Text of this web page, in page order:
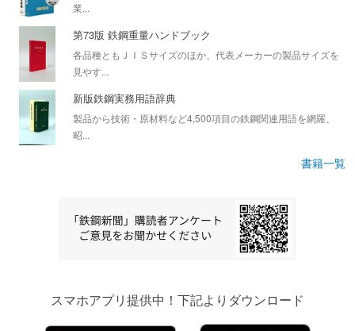
業...
第73版 鉄鋼重量ハンドブック
各品種ともＪＩＳサイズのほか、代表メーカーの製品サイズを
見やす...
新版鉄鋼実務用語辞典
製品から技術・原材料など4,500項目の鉄鋼関連用語を網羅、
昭...
書籍一覧
スマホアプリ提供中！下記よりダウンロード